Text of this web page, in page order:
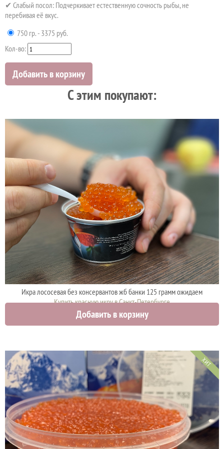
✔ Слабый посол: Подчеркивает естественную сочность рыбы, не
перебивая её вкус.
750 гр. - 3375 руб.
Кол-во:
Добавить в корзину
C этим покупают:
Икра лососевая без консервантов жб банки 125 грамм ожидаем
Купить красную икру в Санкт-Петербурге
1875 руб.
Добавить в корзину
ХИТ